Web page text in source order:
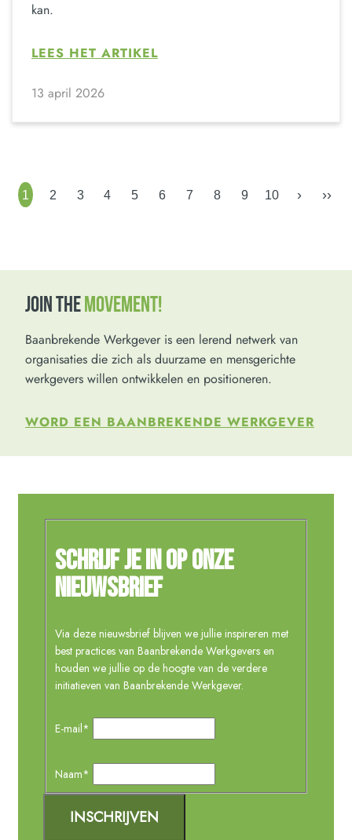
kan.
LEES HET ARTIKEL
13 april 2026
1 2 3 4 5 6 7 8 9 10 › ››
JOIN THEMOVEMENT!
Baanbrekende Werkgever is een lerend netwerk van
organisaties die zich als duurzame en mensgerichte
werkgevers willen ontwikkelen en positioneren.
WORD EEN BAANBREKENDE WERKGEVER